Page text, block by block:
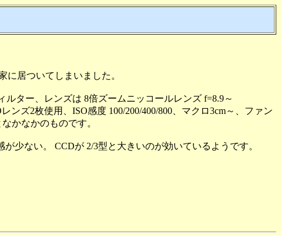
に居ついてしまいました。
ター、レンズは 8倍ズームニッコールレンズ f=8.9～
ンズ2枚使用、ISO感度 100/200/400/800、マクロ3cm～、ファン
かなかのものです。
少ない。 CCDが 2/3型と大きいのが効いているようです。